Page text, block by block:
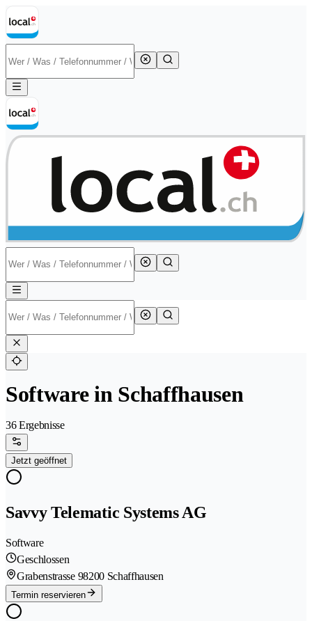
Software in Schaffhausen
36 Ergebnisse
Jetzt geöffnet
Savvy Telematic Systems AG
Software
Geschlossen
Grabenstrasse 98200 Schaffhausen
Termin reservieren